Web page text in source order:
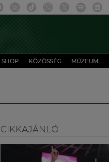
SHOP KÖZÖSSÉG MÚZEUM
CIKKAJÁNLÓ